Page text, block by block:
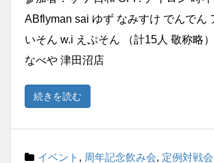
ABflyman sai ゆず なみすけ でんでん
いそん w.i えぷそん （計15人 敬称略
なべや 津田沼店
続きを読む
イベント , 周年記念飲み会, 定例対戦会